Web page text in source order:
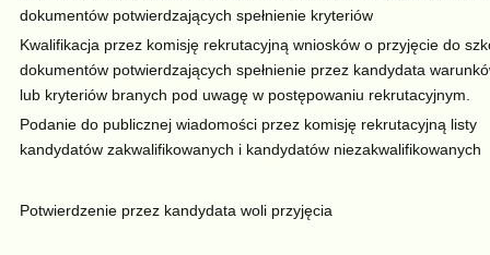
dokumentów potwierdzających spełnienie kryteriów
Kwalifikacja przez komisję rekrutacyjną wniosków o przyjęcie do
dokumentów potwierdzających spełnienie przez kandydata
lub kryteriów branych pod uwagę w postępowaniu rekrutacyjnym.
Podanie do publicznej wiadomości przez komisję rekrutacyjną listy
kandydatów zakwalifikowanych i kandydatów niezakwalifikowanych
Potwierdzenie przez kandydata woli przyjęcia